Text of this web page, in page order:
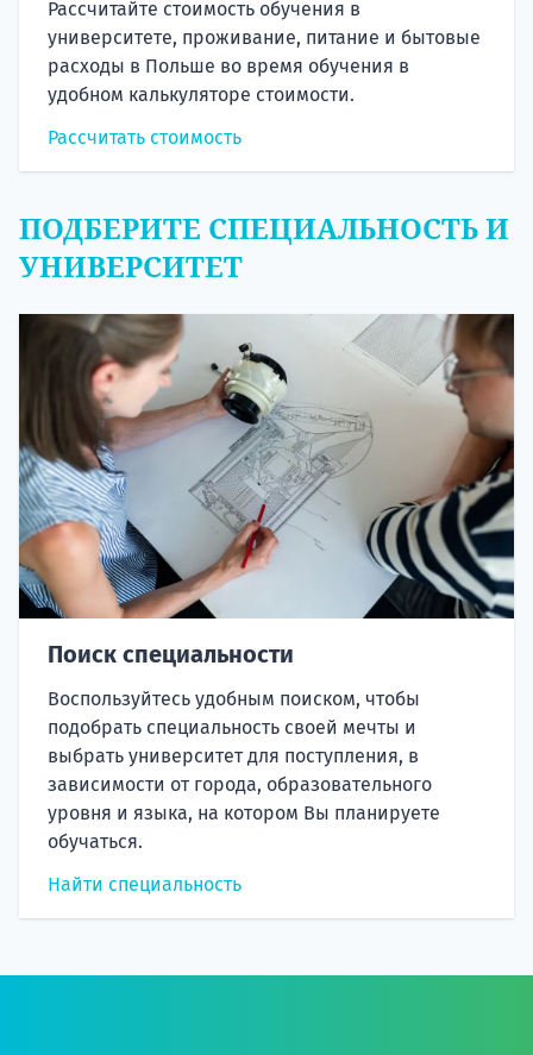
Рассчитайте стоимость обучения в
университете, проживание, питание и бытовые
расходы в Польше во время обучения в
удобном калькуляторе стоимости.
Рассчитать стоимость
ПОДБЕРИТЕ СПЕЦИАЛЬНОСТЬ И
УНИВЕРСИТЕТ
Поиск специальности
Воспользуйтесь удобным поиском, чтобы
подобрать специальность своей мечты и
выбрать университет для поступления, в
зависимости от города, образовательного
уровня и языка, на котором Вы планируете
обучаться.
Найти специальность